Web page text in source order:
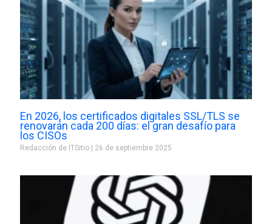
En 2026, los certificados digitales SSL/TLS se
renovarán cada 200 días: el gran desafío para
los CISOs
Redacción de ITSitio 26 de septiembre 2025